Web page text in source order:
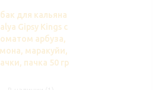
для кальяна
Gipsy Kings с
арбуза,
маракуйи,
пачка 50 гр